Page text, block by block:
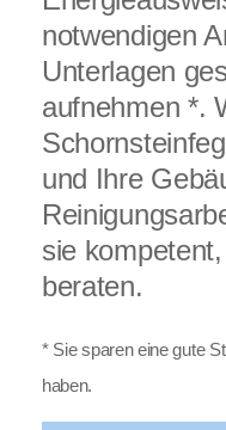
notwendigen
Unterlagen
aufnehmen *.
und Ihre
sie
beraten.
* Sie sparen eine gute
haben.